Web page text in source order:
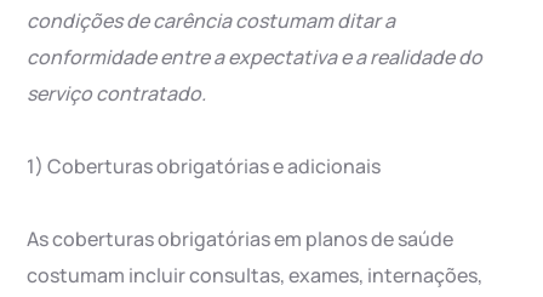
condições de carência costumam ditar a
conformidade entre a expectativa e a realidade do
serviço contratado.
1) Coberturas obrigatórias e adicionais
As coberturas obrigatórias em planos de saúde
costumam incluir consultas, exames, internações,